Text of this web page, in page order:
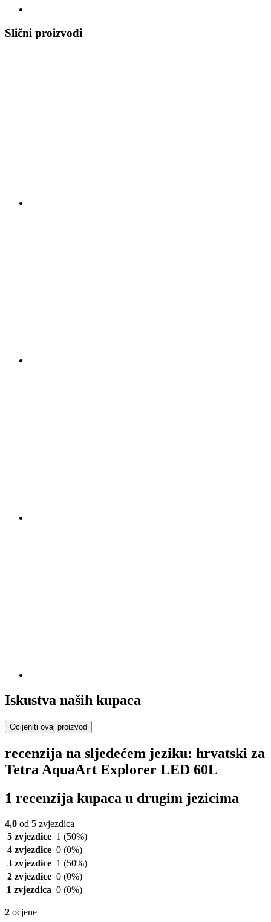
Slični proizvodi
Iskustva naših kupaca
Ocijeniti ovaj proizvod
recenzija na sljedećem jeziku: hrvatski za
Tetra AquaArt Explorer LED 60L
1 recenzija kupaca u drugim jezicima
4,0 od 5 zvjezdica
5 zvjezdice 1 (50%)
4 zvjezdice 0 (0%)
3 zvjezdice 1 (50%)
2 zvjezdice 0 (0%)
1 zvjezdica 0 (0%)
2 ocjene